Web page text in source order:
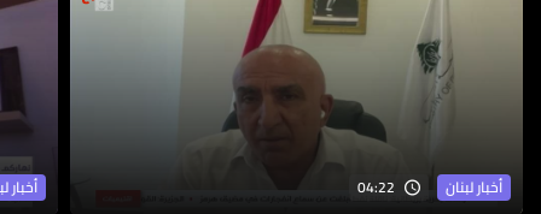
أخبار لبنان 04:22 أخبار